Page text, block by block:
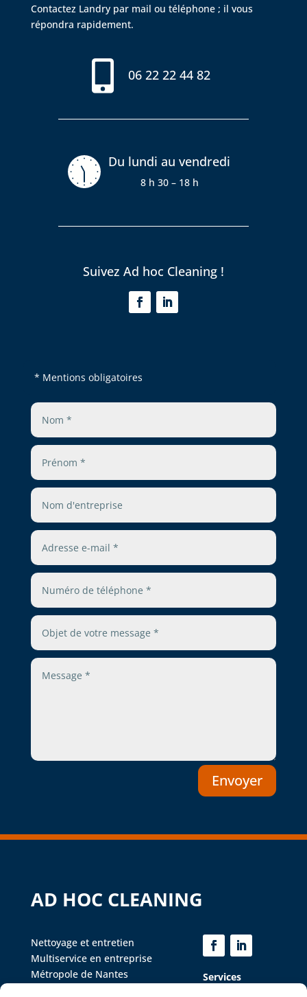
Contactez Landry par mail ou téléphone ; il vous
répondra rapidement.
06 22 22 44 82
Du lundi au vendredi
8 h 30 – 18 h
Suivez Ad hoc Cleaning !
Envoyer
AD HOC CLEANING
Nettoyage et entretien
Multiservice en entreprise
Métropole de Nantes
Services